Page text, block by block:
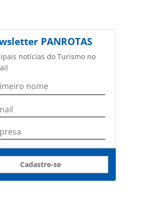
PANROTAS
notícias do Turismo no
Cadastre-se